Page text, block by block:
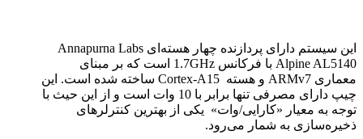
این سیستم دارای پردازنده چهار هسته‌ای Annapurna Labs
Alpine AL5140 با فرکانس 1.7GHz است که بر مبنای
معماری ARMv7 و هسته Cortex-A15 ساخته شده است. این
چیپ دارای مصرفی تنها برابر با 10 وات است و از این حیث با
توجه به معیار «کارایی/وات» یکی از بهترین کنترلرهای
ذخیره‌سازی به شمار می‌رود.